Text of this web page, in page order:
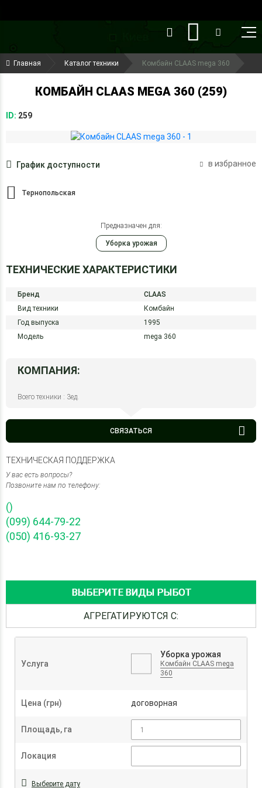
(099) 644-79-22
(050) 416-93-27
Главная Каталог техники Комбайн CLAAS mega 360
КОМБАЙН CLAAS MEGA 360 (259)
ID: 259
График доступности в избранное
Тернопольская
Предназначен для:
Уборка урожая
ТЕХНИЧЕСКИЕ ХАРАКТЕРИСТИКИ
Бренд
CLAAS
Вид техники
Комбайн
Год выпуска
1995
Модель
mega 360
КОМПАНИЯ:
Всего техники : 3ед.
СВЯЗАТЬСЯ
ТЕХНИЧЕСКАЯ ПОДДЕРЖКА
У вас есть вопросы?
Позвоните нам по телефону:
()
(099) 644-79-22
(050) 416-93-27
ВЫБЕРИТЕ ВИДЫ РЫБОТ
АГРЕГАТИРУЮТСЯ С:
Услуга
Уборка урожая
Комбайн CLAAS mega
360
Цена (грн) договорная
Площадь, га
Локация
Выберите дату